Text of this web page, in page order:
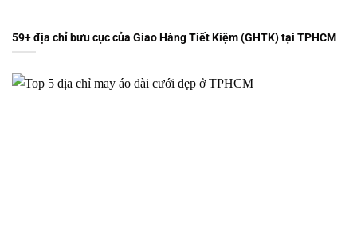
59+ địa chỉ bưu cục của Giao Hàng Tiết Kiệm (GHTK) tại TPHCM